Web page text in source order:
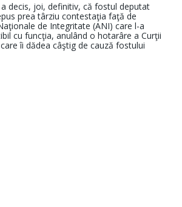
decis, joi, definitiv, că fostul deputat
prea târziu contestaţia faţă de
de Integritate (ANI) care l-a
cu funcţia, anulând o hotarâre a Curţii
îi dădea câştig de cauză fostului